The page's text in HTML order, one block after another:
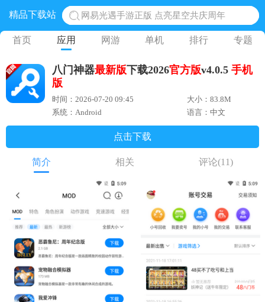
精品下载站
网易光遇手游正版 点亮星空共庆周年
黎明觉醒生机腾讯正版 黎明觉醒生机国际服
奥特曼王者传奇 正版奥特曼游戏
首页 应用 网游 单机 排行 专题
八门神器最新版下载2026官方版v4.0.5 手机
版
时间：2026-07-20 09:45
大小：83.8M
系统：Android
语言：中文
点击下载
简介 相关 评论(11)